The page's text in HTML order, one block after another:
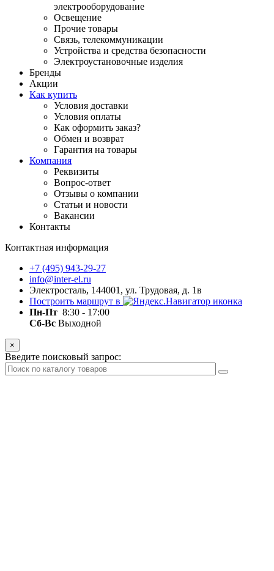
электрооборудование
Освещение
Прочие товары
Связь, телекоммуникации
Устройства и средства безопасности
Электроустановочные изделия
Бренды
Акции
Как купить
Условия доставки
Условия оплаты
Как оформить заказ?
Обмен и возврат
Гарантия на товары
Компания
Реквизиты
Вопрос-ответ
Отзывы о компании
Статьи и новости
Вакансии
Контакты
Контактная информация
+7 (495) 943-29-27
info@inter-el.ru
Электросталь, 144001, ул. Трудовая, д. 1в
Построить маршрут в
Пн-Пт 8:30 - 17:00
Сб-Вс Выходной
×
Введите поисковый запрос: